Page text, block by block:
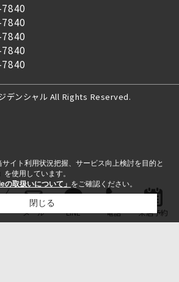
デンシャル All Rights Reserved.
メール LINE 電話 来店予約
イト利用状況把握、サービス向上検討を目的と
使用しています。
の取扱いについて」 をご確認ください。
閉じる